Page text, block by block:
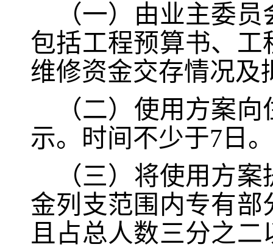
（一）由业主委
包括工程预算书、
维修资金交存情况及
（二）使用方案
示。时间不少于7日。
（三）将使用方
金列支范围内专有
且占总人数三分之